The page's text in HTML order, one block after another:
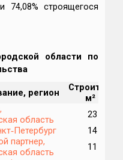
74,08% строящегося
области по
регион
Строится,
м²
область
23 161
14 680
партнер,
область
11 970